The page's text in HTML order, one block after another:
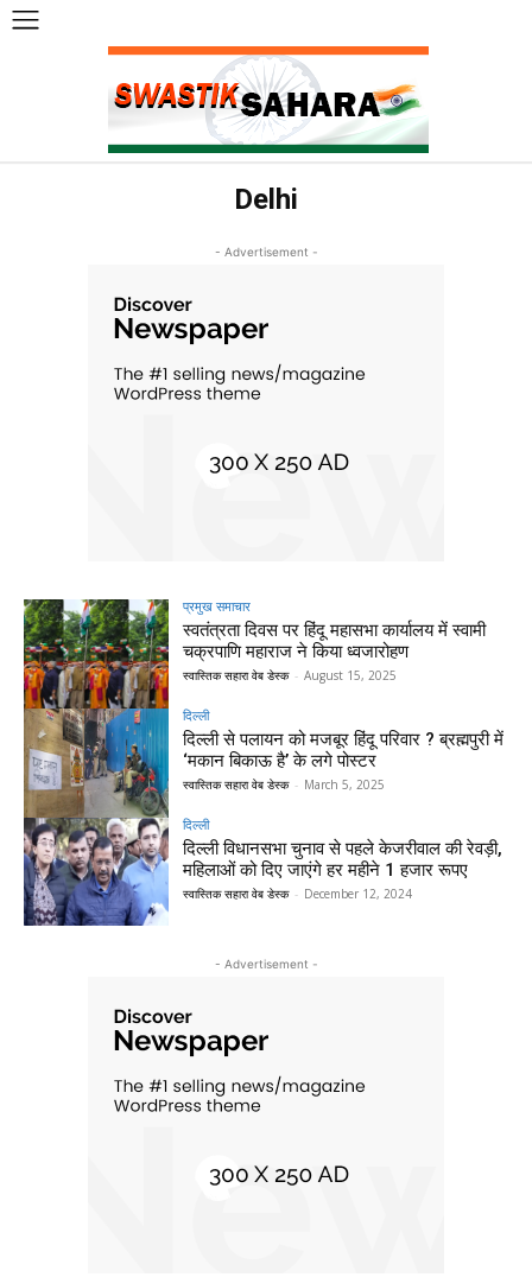
Delhi
- Advertisement -
प्रमुख समाचार‎
स्वतंत्रता दिवस पर हिंदू महासभा कार्यालय में स्वामी
चक्रपाणि महाराज ने किया ध्वजारोहण
स्वास्तिक सहारा वेब डेस्क - August 15, 2025
दिल्‍ली
दिल्ली से पलायन को मजबूर हिंदू परिवार ? ब्रह्मपुरी में
‘मकान बिकाऊ है’ के लगे पोस्टर
स्वास्तिक सहारा वेब डेस्क - March 5, 2025
दिल्‍ली
दिल्ली विधानसभा चुनाव से पहले केजरीवाल की रेवड़ी,
महिलाओं को दिए जाएंगे हर महीने 1 हजार रूपए
स्वास्तिक सहारा वेब डेस्क - December 12, 2024
- Advertisement -